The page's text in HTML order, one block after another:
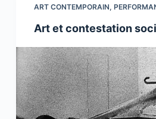
ART CONTEMPORAIN,
Art et contestation